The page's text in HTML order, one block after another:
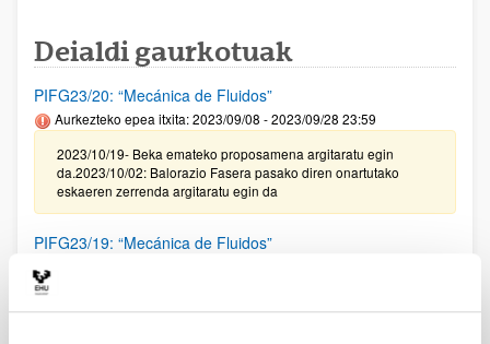
Deialdi gaurkotuak
PIFG23/20: “Mecánica de Fluidos”
Aurkezteko epea itxita: 2023/09/08 - 2023/09/28 23:59
2023/10/19- Beka emateko proposamena argitaratu egin
da.2023/10/02: Balorazio Fasera pasako diren onartutako
eskaeren zerrenda argitaratu egin da
PIFG23/19: “Mecánica de Fluidos”